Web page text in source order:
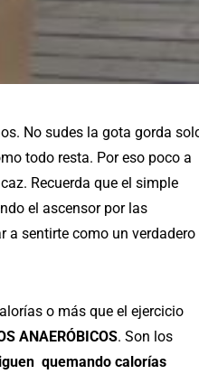
No sudes la gota gorda
todo resta. Por eso poco a
Recuerda que el simple
el ascensor por las
a sentirte como un verdadero
o más que el ejercicio
ANAERÓBICOS. Son los
quemando calorías